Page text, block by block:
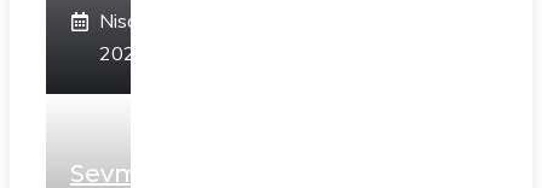
Nisan
2024
Sevmeyen